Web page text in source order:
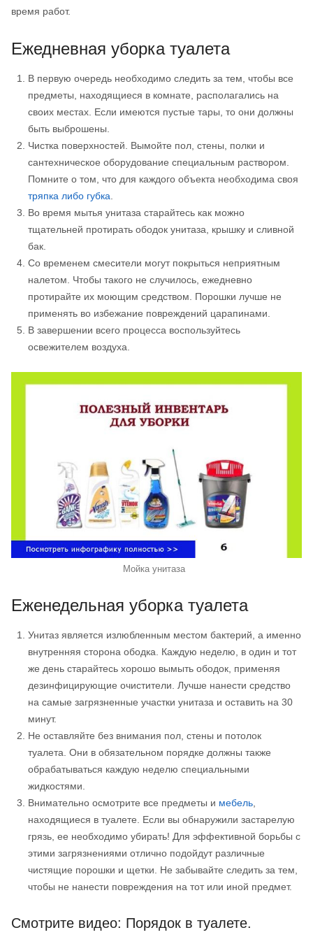
время работ.
Ежедневная уборка туалета
В первую очередь необходимо следить за тем, чтобы все
предметы, находящиеся в комнате, располагались на
своих местах. Если имеются пустые тары, то они должны
быть выброшены.
Чистка поверхностей. Вымойте пол, стены, полки и
сантехническое оборудование специальным раствором.
Помните о том, что для каждого объекта необходима своя
тряпка либо губка.
Во время мытья унитаза старайтесь как можно
тщательней протирать ободок унитаза, крышку и сливной
бак.
Со временем смесители могут покрыться неприятным
налетом. Чтобы такого не случилось, ежедневно
протирайте их моющим средством. Порошки лучше не
применять во избежание повреждений царапинами.
В завершении всего процесса воспользуйтесь
освежителем воздуха.
Мойка унитаза
Еженедельная уборка туалета
Унитаз является излюбленным местом бактерий, а именно
внутренняя сторона ободка. Каждую неделю, в один и тот
же день старайтесь хорошо вымыть ободок, применяя
дезинфицирующие очистители. Лучше нанести средство
на самые загрязненные участки унитаза и оставить на 30
минут.
Не оставляйте без внимания пол, стены и потолок
туалета. Они в обязательном порядке должны также
обрабатываться каждую неделю специальными
жидкостями.
Внимательно осмотрите все предметы и мебель,
находящиеся в туалете. Если вы обнаружили застарелую
грязь, ее необходимо убирать! Для эффективной борьбы с
этими загрязнениями отлично подойдут различные
чистящие порошки и щетки. Не забывайте следить за тем,
чтобы не нанести повреждения на тот или иной предмет.
Смотрите видео: Порядок в туалете.